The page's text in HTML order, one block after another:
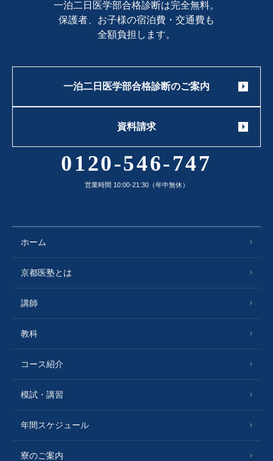
ホーム
京都医塾とは
講師
教科
コース紹介
模試・講習
年間スケジュール
寮のご案内
一泊二日医学部合格診断は完全無料。
保護者、お子様の宿泊費・交通費も
全額負担します。
一泊二日医学部合格診断のご案内
資料請求
0120-546-747
営業時間 10:00-21:30（年中無休）